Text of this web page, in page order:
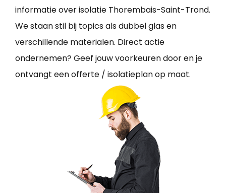
informatie over isolatie Thorembais-Saint-Trond.
We staan stil bij topics als dubbel glas en
verschillende materialen. Direct actie
ondernemen? Geef jouw voorkeuren door en je
ontvangt een offerte / isolatieplan op maat.